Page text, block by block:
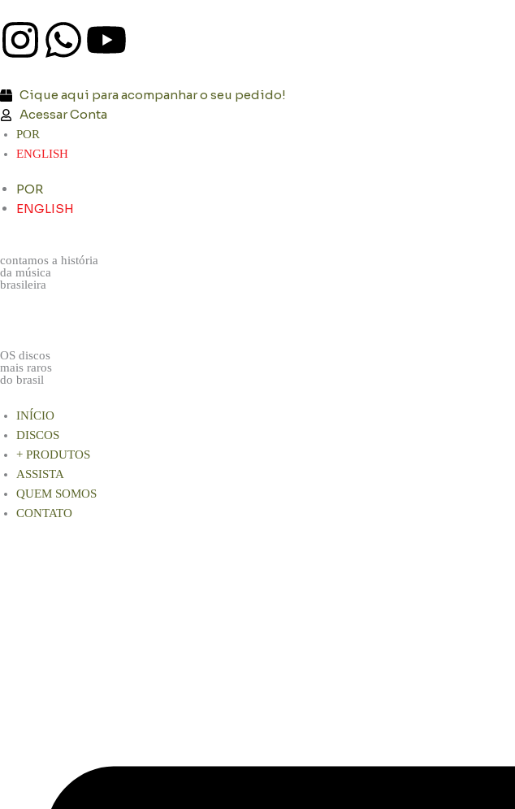
para
o
I
n
s
t
a
r
m
W
h
a
t
s
a
Y
o
u
Cique aqui para acompanhar o seu pedido!
Acessar Conta
POR
ENGLISH
POR
ENGLISH
contamos a história
da música
brasileira
OS discos
mais raros
do brasil
INÍCIO
DISCOS
+ PRODUTOS
ASSISTA
QUEM SOMOS
CONTATO